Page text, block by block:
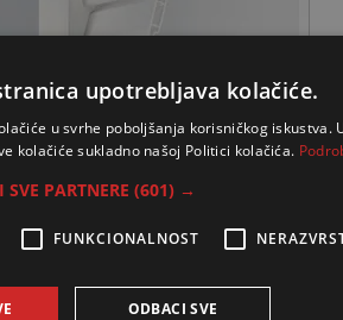
upotrebljava kolačiće.
u svrhe poboljšanja korisničkog iskustva.
kolačiće sukladno našoj Politici kolačića.
SVE PARTNERE (601) →
FUNKCIONALNOST
ODBACI SVE